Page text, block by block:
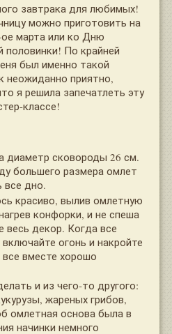
завтрака для любимых!
можно приготовить на
марта или ко Дню
По крайней
был именно такой
неожиданно приятно,
я решила запечатлеть эту
классе!
диаметр сковороды 26 см.
большего размера омлет
все дно.
красиво, вылив омлетную
конфорки, и не спеша
весь декор. Когда все
огонь и накройте
вместе хорошо
и из чего-то другого:
жареных грибов,
омлетная основа была в
начинки немного